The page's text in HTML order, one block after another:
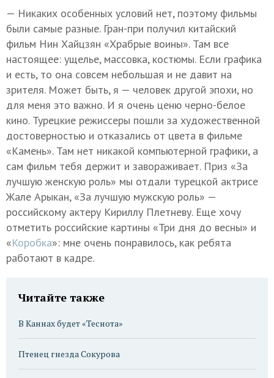
— Никаких особенных условий нет, поэтому фильмы
были самые разные. Гран-при получил китайский
фильм Нин Хайцзян «Храбрые воины». Там все
настоящее: ущелье, массовка, костюмы. Если графика
и есть, то она совсем небольшая и не давит на
зрителя. Может быть, я — человек другой эпохи, но
для меня это важно. И я очень ценю черно-белое
кино. Турецкие режиссеры пошли за художественной
достоверностью и отказались от цвета в фильме
«Камень». Там нет никакой компьютерной графики, а
сам фильм тебя держит и завораживает. Приз «За
лучшую женскую роль» мы отдали турецкой актрисе
Жале Арыкан, «За лучшую мужскую роль» —
российскому актеру Кириллу Плетневу. Еще хочу
отметить российские картины «Три дня до весны» и
«Коробка»: мне очень понравилось, как ребята
работают в кадре.
Читайте также
В Каннах будет «Теснота»
Птенец гнезда Сокурова